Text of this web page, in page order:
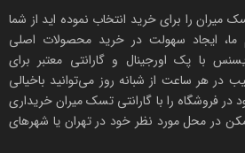
میران را برای خرید انتخاب نموده اید از شما
ما، ایجاد سهولت در خرید محصولات اصلی
با پک اورجینال وگارانتی معتبر برای
در هر ساعت از شبانه روز می‌توانید باخیالی
در فروشگاه را با گارانتی تسک میرانخریداری
در محل مورد نظر خود در تهران یا شهرهای